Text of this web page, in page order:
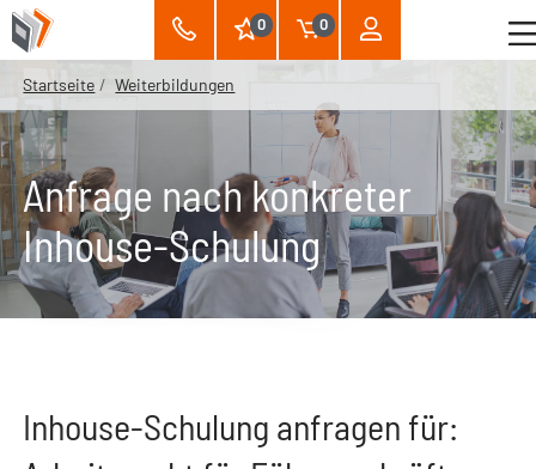
0 0
Startseite Weiterbildungen
Anfrage nach konkreter
Inhouse-Schulung
Inhouse-Schulung anfragen für: